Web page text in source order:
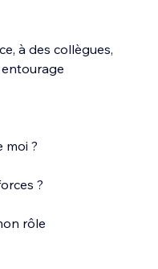
à des collègues,
entourage
moi ?
?
rôle